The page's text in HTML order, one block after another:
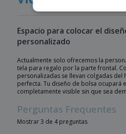
Espacio para colocar el
personalizado
Actualmente solo ofrecemos la
tela para regalo por la parte frontal.
personalizadas se llevan colgadas del
perfecta. Tu diseño de bolsa ocupará
completamente visible sin que sea
Perguntas Frequentes
Mostrar 3 de 4 preguntas